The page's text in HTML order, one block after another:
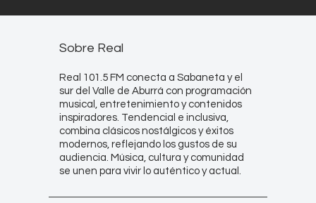
Sobre Real
Real 101.5 FM conecta a Sabaneta y el
sur del Valle de Aburrá con programación
musical, entretenimiento y contenidos
inspiradores. Tendencial e inclusiva,
combina clásicos nostálgicos y éxitos
modernos, reflejando los gustos de su
audiencia. Música, cultura y comunidad
se unen para vivir lo auténtico y actual.